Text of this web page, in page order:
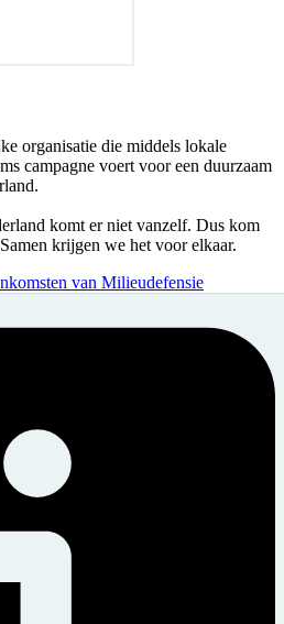
organisatie die middels lokale
campagne voert voor een duurzaam
komt er niet vanzelf. Dus kom
krijgen we het voor elkaar.
van Milieudefensie